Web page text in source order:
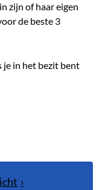
zijn of haar eigen
de beste 3
je in het bezit bent